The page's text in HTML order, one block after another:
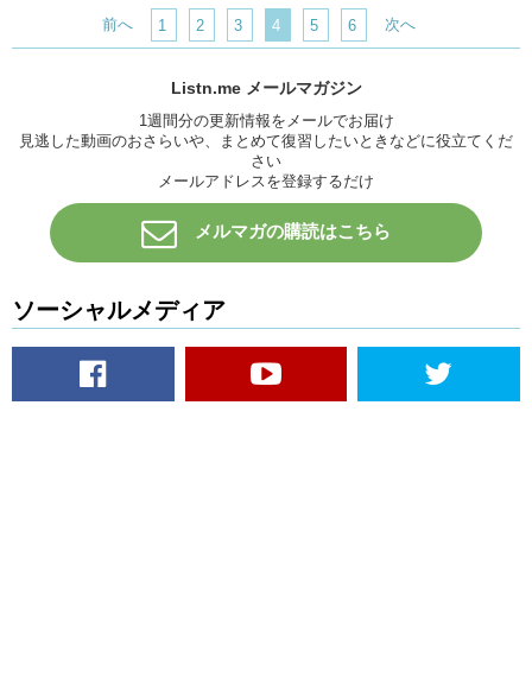
前へ 1 2 3 4 5 6 次へ
Listn.me メールマガジン
1週間分の更新情報をメールでお届け
見逃した動画のおさらいや、まとめて復習したいときなどに役立てくだ
さい
メールアドレスを登録するだけ
メルマガの購読はこちら
ソーシャルメディア